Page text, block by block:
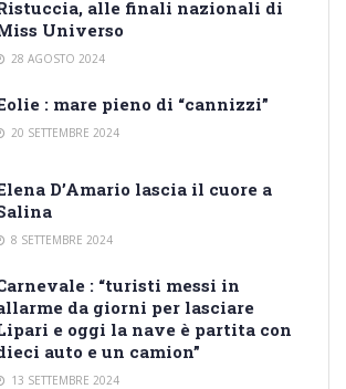
alle finali nazionali di
Universo
28 AGOSTO 2024
: mare pieno di “cannizzi”
20 SETTEMBRE 2024
D’Amario lascia il cuore a
8 SETTEMBRE 2024
: “turisti messi in
da giorni per lasciare
e oggi la nave è partita con
auto e un camion”
13 SETTEMBRE 2024